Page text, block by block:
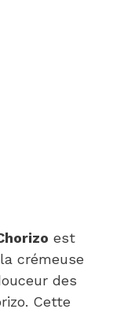
est
crémeuse
des
Cette